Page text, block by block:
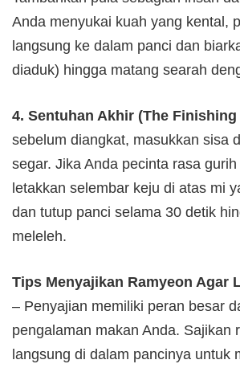
Anda menyukai kuah yang kental,
langsung ke dalam panci dan
diaduk) hingga matang searah
4. Sentuhan Akhir (The Finishing
sebelum diangkat, masukkan sisa
segar. Jika Anda pecinta rasa
letakkan selembar keju di atas mi
dan tutup panci selama 30 detik
meleleh.
Tips Menyajikan Ramyeon Agar
– Penyajian memiliki peran besar
pengalaman makan Anda. Sajikan
langsung di dalam pancinya untuk